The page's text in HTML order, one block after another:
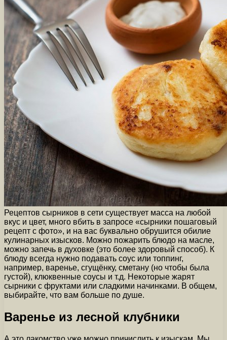
Рецептов сырников в сети существует масса на любой
вкус и цвет, много вбить в запросе «сырники пошаговый
рецепт с фото», и на вас буквально обрушится обилие
кулинарных изысков. Можно пожарить блюдо на масле,
можно запечь в духовке (это более здоровый способ). К
блюду всегда нужно подавать соус или топпинг,
например, варенье, сгущёнку, сметану (но чтобы была
густой), клюквенные соусы и т.д. Некоторые жарят
сырники с фруктами или сладкими начинками. В общем,
выбирайте, что вам больше по душе.
Варенье из лесной клубники